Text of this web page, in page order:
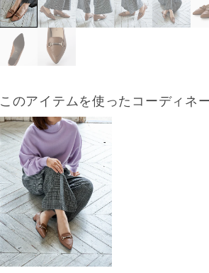
このアイテムを使ったコーディネ